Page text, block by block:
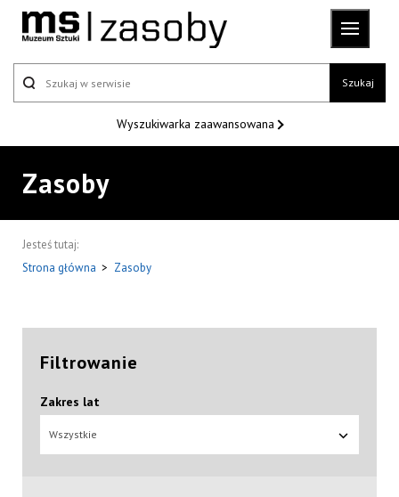
Szukaj
Wyszukiwarka zaawansowana
Zasoby
Jesteś tutaj:
Strona główna > Zasoby
Filtrowanie
Zakres lat
Wszystkie